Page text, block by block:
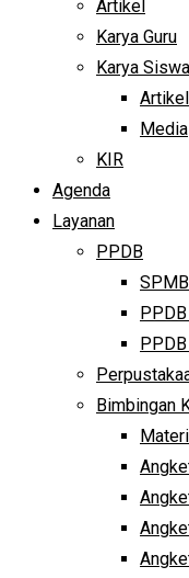
Artikel
Karya Guru
Karya Siswa
Artikel
Media
KIR
Agenda
Layanan
PPDB
Bimbingan